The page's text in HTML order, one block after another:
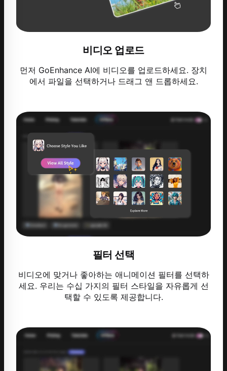
비디오 업로드
먼저 GoEnhance AI에 비디오를 업로드하세요. 장치
에서 파일을 선택하거나 드래그 앤 드롭하세요.
필터 선택
비디오에 맞거나 좋아하는 애니메이션 필터를 선택하
세요. 우리는 수십 가지의 필터 스타일을 자유롭게 선
택할 수 있도록 제공합니다.